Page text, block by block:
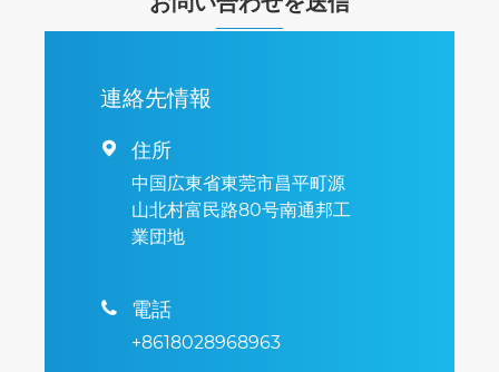
連絡先情報
 住所
中国広東省東莞市昌平町源
山北村富民路80号南通邦工
業団地
 電話
+8618028968963